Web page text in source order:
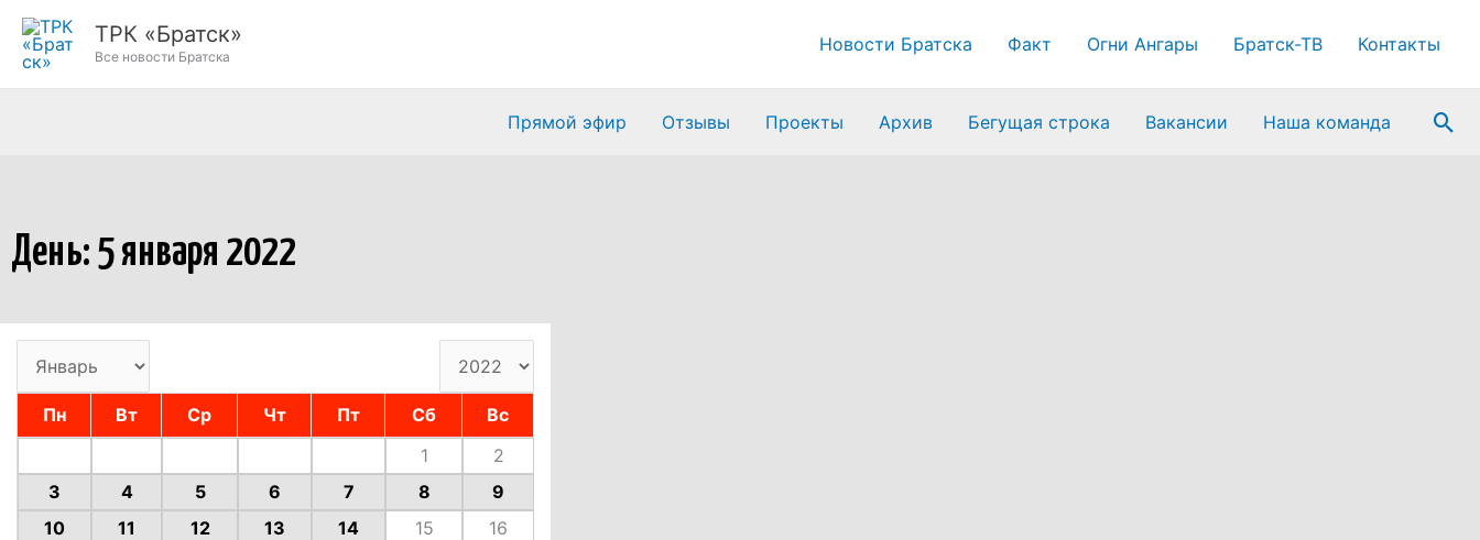
Перейти
ТРК «Братск»
Все новости Братска
Новости Братска Факт Огни Ангары Братск-ТВ Контакты
Прямой эфир Отзывы Проекты Архив Бегущая строка Вакансии Наша команда
День: 5 января 2022
Пн Вт Ср Чт Пт Сб
Вс
1
2
3
4 5 6 7 8
9
10
11 12 13 14 15
16